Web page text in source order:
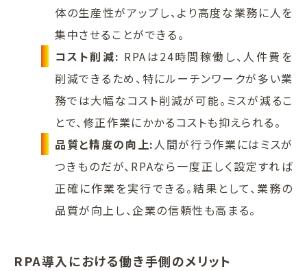
体の生産性がアップし、より高度な業務に人を
集中させることができる。
コスト削減: RPAは24時間稼働し、人件費を
削減できるため、特にルーチンワークが多い業
務では大幅なコスト削減が可能。ミスが減るこ
とで、修正作業にかかるコストも抑えられる。
品質と精度の向上:人間が行う作業にはミスが
つきものだが、RPAなら一度正しく設定すれば
正確に作業を実行できる。結果として、業務の
品質が向上し、企業の信頼性も高まる。
RPA導入における働き手側のメリット